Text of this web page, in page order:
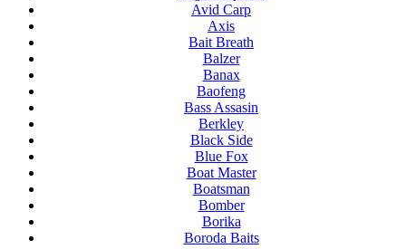
Avid Carp
Axis
Bait Breath
Balzer
Banax
Baofeng
Bass Assasin
Berkley
Black Side
Blue Fox
Boat Master
Boatsman
Bomber
Borika
Boroda Baits